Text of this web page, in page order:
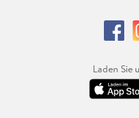
Laden Sie